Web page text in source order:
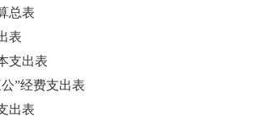
总表
表
支出表
”经费支出表
出表